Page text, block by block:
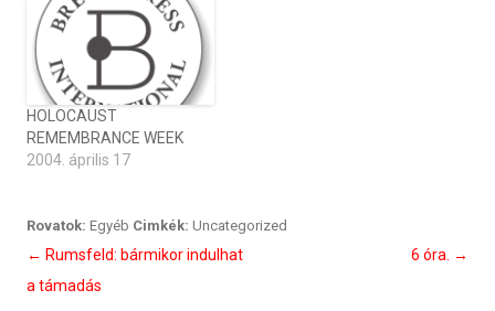
HOLOCAUST
REMEMBRANCE WEEK
2004. április 17
Rovatok: Egyéb Cimkék: Uncategorized
Bejegyzés
navigáció
← Rumsfeld: bármikor indulhat
a támadás
6 óra. →